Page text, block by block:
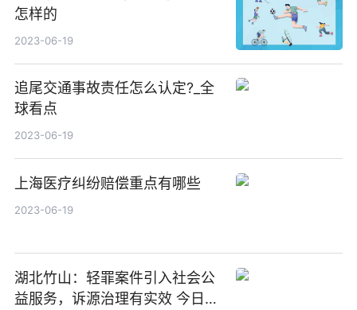
怎样的
2023-06-19
追尾交通事故责任怎么认定?_全
球看点
2023-06-19
上海医疗纠纷赔偿重点有哪些
2023-06-19
湖北竹山：轻罪案件引入社会公
益服务，诉源治理有实效 今日关